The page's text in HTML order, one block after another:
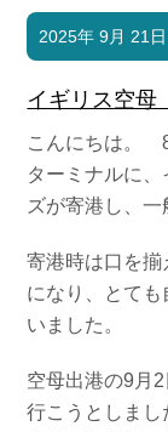
マリンク
マリンライフを堪能
ボート免許
長年の実績と信
店舗情報
Shop Info.
Contact us
2025年 9月 21日
イギリス空
こんにちは。
ターミナルに
ズが寄港し、一
寄港時は口を揃
になり、とて
いました。
空母出港の9月
行こうとしま